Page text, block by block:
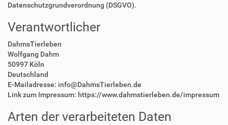
Datenschutzgrundverordnung (DSGVO).
Verantwortlicher
DahmsTierleben
Wolfgang Dahm
50997 Köln
Deutschland
E-Mailadresse: info@DahmsTierleben.de
Link zum Impressum: https://www.dahmstierleben.de/impressum
Arten der verarbeiteten Daten